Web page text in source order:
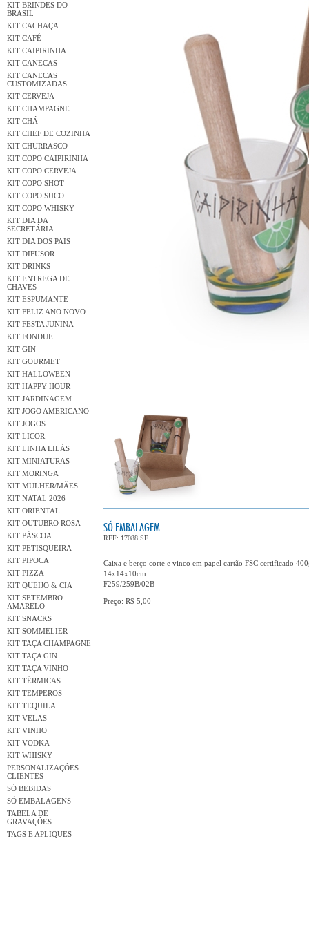
KIT BRINDES DO
BRASIL
KIT CACHAÇA
KIT CAFÉ
KIT CAIPIRINHA
KIT CANECAS
KIT CANECAS
CUSTOMIZADAS
KIT CERVEJA
KIT CHAMPAGNE
KIT CHÁ
KIT CHEF DE COZINHA
KIT CHURRASCO
KIT COPO CAIPIRINHA
KIT COPO CERVEJA
KIT COPO SHOT
KIT COPO SUCO
KIT COPO WHISKY
KIT DIA DA
SECRETÁRIA
KIT DIA DOS PAIS
KIT DIFUSOR
KIT DRINKS
KIT ENTREGA DE
CHAVES
KIT ESPUMANTE
KIT FELIZ ANO NOVO
KIT FESTA JUNINA
KIT FONDUE
KIT GIN
KIT GOURMET
KIT HALLOWEEN
KIT HAPPY HOUR
KIT JARDINAGEM
KIT JOGO AMERICANO
KIT JOGOS
KIT LICOR
KIT LINHA LILÁS
KIT MINIATURAS
KIT MORINGA
KIT MULHER/MÃES
KIT NATAL 2026
KIT ORIENTAL
KIT OUTUBRO ROSA
KIT PÁSCOA
KIT PETISQUEIRA
KIT PIPOCA
KIT PIZZA
KIT QUEIJO & CIA
KIT SETEMBRO
AMARELO
KIT SNACKS
KIT SOMMELIER
KIT TAÇA CHAMPAGNE
KIT TAÇA GIN
KIT TAÇA VINHO
KIT TÉRMICAS
KIT TEMPEROS
KIT TEQUILA
KIT VELAS
KIT VINHO
KIT VODKA
KIT WHISKY
PERSONALIZAÇÕES
CLIENTES
SÓ BEBIDAS
SÓ EMBALAGENS
TABELA DE
GRAVAÇÕES
TAGS E APLIQUES
SÓ EMBALAGEM
REF: 17088 SE
Caixa e berço corte e vinco em papel cartão FSC certificado
14x14x10cm
F259/259B/02B
Preço: R$ 5,00